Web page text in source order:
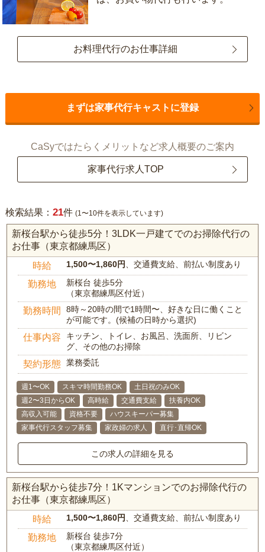
お料理代行のお仕事詳細
まずは家事代行キャストに登録
CaSyではたらくメリットなど求人概要のご案内
家事代行求人TOP
検索結果： 21件 (1〜10件を表示しています)
新桜台駅から徒歩5分！3LDK一戸建てでのお掃除代行の
お仕事（東京都練馬区）
時給 1,500〜1,860円 、交通費支給、前払い制度あり
勤務地
新桜台 徒歩5分
（東京都練馬区付近）
勤務時間
8時～20時の間で1時間〜、好きな日に働くこと
が可能です。(候補の日時から選択)
仕事内容
キッチン、トイレ、お風呂、洗面所、リビン
グ、その他のお掃除
契約形態 業務委託
週1〜OK スキマ時間勤務OK
土日祝のみOK
週2〜3日からOK
高時給 交通費支給
扶養内OK
高収入可能
資格不要
ハウスキーパー募集
家事代行スタッフ募集
家政婦の求人 直行･直帰OK
この求人の詳細を見る
新桜台駅から徒歩7分！1Kマンションでのお掃除代行の
お仕事（東京都練馬区）
時給 1,500〜1,860円 、交通費支給、前払い制度あり
勤務地
新桜台 徒歩7分
（東京都練馬区付近）